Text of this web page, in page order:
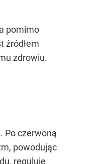
pomimo
źródłem
zdrowiu.
Po czerwoną
powodując
reguluje